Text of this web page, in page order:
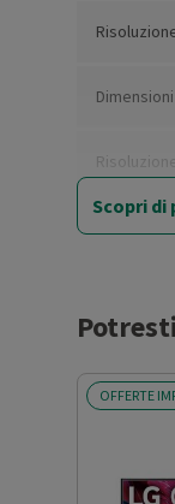
Occhiali
Scopri di
OFFERTE